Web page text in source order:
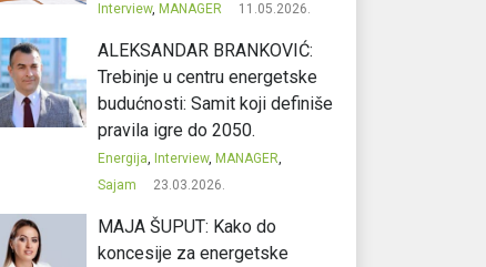
Interview, MANAGER 11.05.2026.
ALEKSANDAR BRANKOVIĆ:
Trebinje u centru energetske
budućnosti: Samit koji definiše
pravila igre do 2050.
Energija, Interview, MANAGER,
Sajam
23.03.2026.
MAJA ŠUPUT: Kako do
koncesije za energetske